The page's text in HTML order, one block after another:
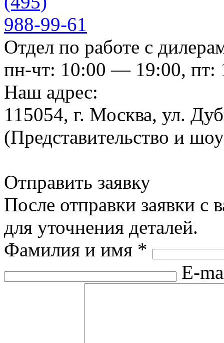
988-99-61
Отдел по работе с
пн-чт: 10:00 — 19:00, пт:
Наш адрес:
115054, г. Москва, ул.
(Представительство и
Отправить заявку
После отправки заявки с
для уточнения деталей.
Фамилия и имя *
E-